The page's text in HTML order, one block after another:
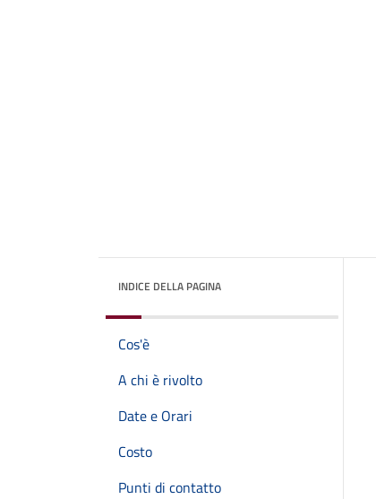
INDICE DELLA PAGINA
Cos'è
A chi è rivolto
Date e Orari
Costo
Punti di contatto